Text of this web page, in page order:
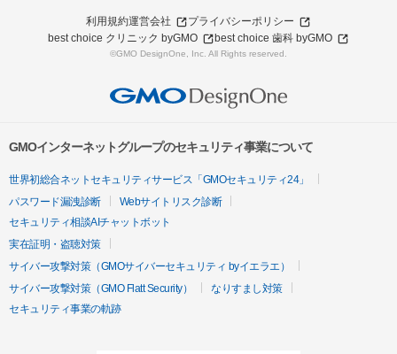
利用規約運営会社
プライバシーポリシー
best choice クリニック byGMO
best choice 歯科 byGMO
©GMO DesignOne, Inc. All Rights reserved.
GMOインターネットグループのセキュリティ事業について
世界初総合ネットセキュリティサービス「GMOセキュリティ24」
パスワード漏洩診断
Webサイトリスク診断
セキュリティ相談AIチャットボット
実在証明・盗聴対策
サイバー攻撃対策（GMOサイバーセキュリティ byイエラエ）
サイバー攻撃対策（GMO Flatt Security）
なりすまし対策
セキュリティ事業の軌跡